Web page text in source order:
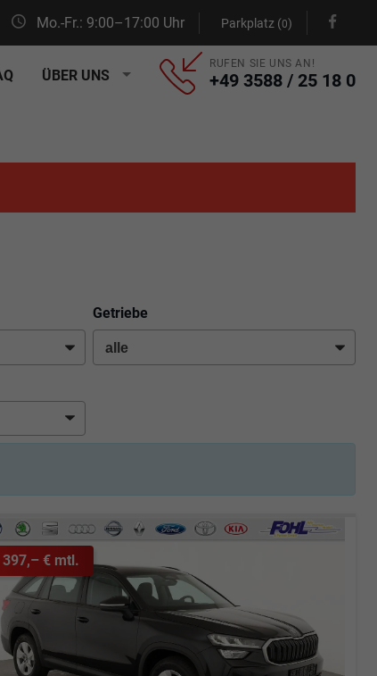
Mo.-Fr.: 9:00–17:00 Uhr Parkplatz (0)
ÜBER UNS
RUFEN SIE UNS AN!
+49 3588 / 25 18 0
Getriebe
397,– € mtl.